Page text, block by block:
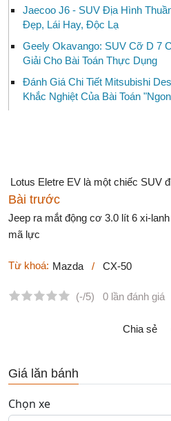
Jaecoo J6 - SUV Địa Hình
Đẹp, Lái Hay, Độc Lạ
Geely Okavango: SUV Cỡ D 7
Giải Cho Bài Toán Thực Dụng
Đánh Giá Chi Tiết Mitsubishi
Khắc Nghiệt Của Bài Toán
Lotus Eletre EV là một chiếc SUV
Bài trước
Jeep ra mắt động cơ 3.0 lít 6 xi-
mã lực
Từ khoá: Mazda / CX-50
(-/5) 0 lần đánh giá
Chia sẻ
Giá lăn bánh
Chọn xe